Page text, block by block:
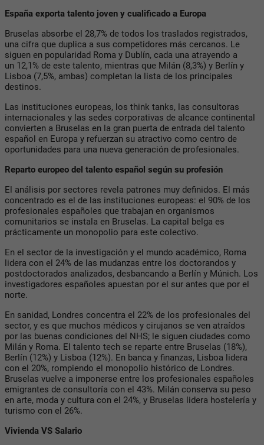
España exporta talento joven y cualificado a Europa
Bruselas absorbe el 28,7% de todos los traslados registrados,
una cifra que duplica a sus competidores más cercanos. Le
siguen en popularidad Roma y Dublín, cada una atrayendo a
un 12,1% de este talento, mientras que Milán (8,3%) y Berlín y
Lisboa (7,5%, ambas) completan la lista de los principales
destinos.
Las instituciones europeas, los think tanks, las consultoras
internacionales y las sedes corporativas de alcance continental
convierten a Bruselas en la gran puerta de entrada del talento
español en Europa y refuerzan su atractivo como centro de
oportunidades para una nueva generación de profesionales.
Reparto europeo del talento español según su profesión
El análisis por sectores revela patrones muy definidos. El más
concentrado es el de las instituciones europeas: el 90% de los
profesionales españoles que trabajan en organismos
comunitarios se instala en Bruselas. La capital belga es
prácticamente un monopolio para este colectivo.
En el sector de la investigación y el mundo académico, Roma
lidera con el 24% de las mudanzas entre los doctorandos y
postdoctorados analizados, desbancando a Berlín y Múnich. Los
investigadores españoles apuestan por el sur antes que por el
norte.
En sanidad, Londres concentra el 22% de los profesionales del
sector, y es que muchos médicos y cirujanos se ven atraídos
por las buenas condiciones del NHS; le siguen ciudades como
Milán y Roma. El talento tech se reparte entre Bruselas (18%),
Berlín (12%) y Lisboa (12%). En banca y finanzas, Lisboa lidera
con el 20%, rompiendo el monopolio histórico de Londres.
Bruselas vuelve a imponerse entre los profesionales españoles
emigrantes de consultoría con el 43%. Milán conserva su peso
en arte, moda y cultura con el 24%, y Bruselas lidera hostelería y
turismo con el 26%.
Vivienda VS Salario